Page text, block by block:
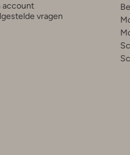
account
vragen